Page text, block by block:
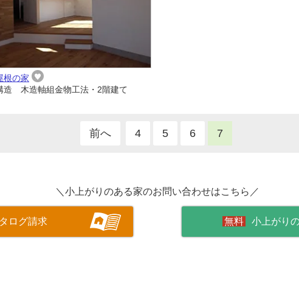
根の家
造 木造軸組金物工法・2階建て
前へ 4 5 6 7
＼小上がりのある家のお問い合わせはこちら／
ログ請求 小上がり